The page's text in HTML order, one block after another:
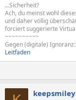
...Sicherheit?
Ach, du meinst wohl
und daher völlig
forciert suggerierte
~~~~~~~~~~
Gegen (digitale) Ignoranz:
Leitfaden